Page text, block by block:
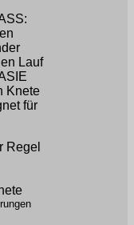
Lauf
Knete
für
Regel